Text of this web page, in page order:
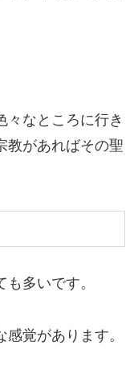
々なところに行き
教があればその聖
多いです。
覚があります。